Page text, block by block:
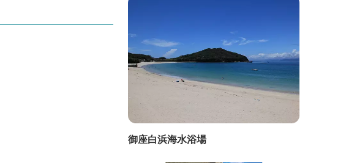
御座白浜海水浴場